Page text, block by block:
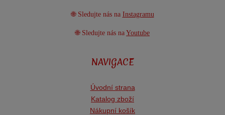
🌐 Sledujte nás na Instagramu
🌐 Sledujte nás na Youtube
NAVIGACE
Úvodní strana
Katalog zboží
Nákupní košík